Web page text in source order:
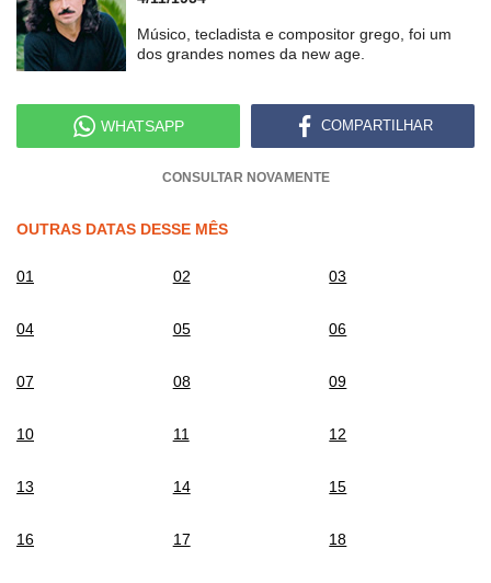
Músico, tecladista e compositor grego, foi um
dos grandes nomes da new age.
WHATSAPP COMPARTILHAR
CONSULTAR NOVAMENTE
OUTRAS DATAS DESSE MÊS
01 02 03
04 05 06
07 08 09
10 11 12
13 14 15
16 17 18